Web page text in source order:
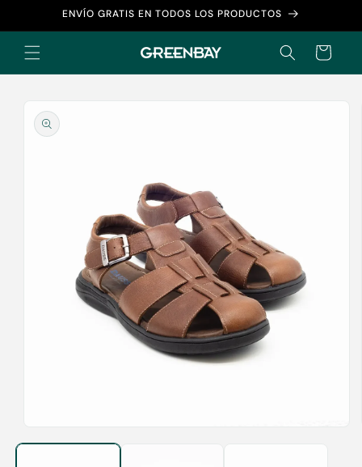
directamente
al contenido
ENVÍO GRATIS EN TODOS LOS PRODUCTOS
Carrito
información
elemento